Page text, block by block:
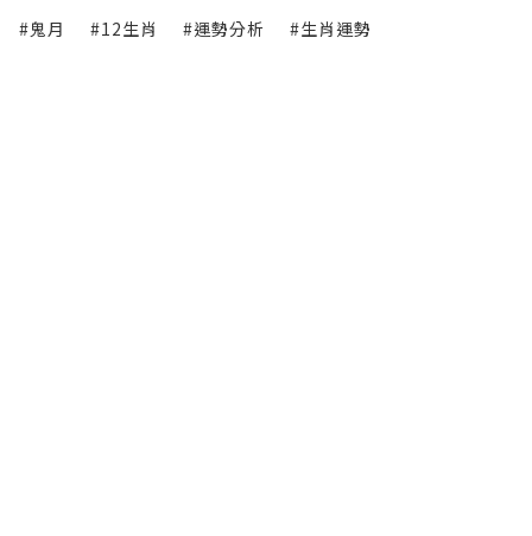
#鬼月 #12生肖 #運勢分析 #生肖運勢